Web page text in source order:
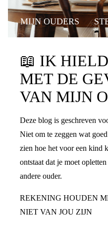
MIJN OUDERS
📖 IK
MET DE
VAN MIJN
Deze blog is geschreven
Niet om te zeggen wat
zien hoe het voor een kind
ontstaat dat je moet
andere ouder.
REKENING HOUDEN
NIET VAN JOU ZIJN